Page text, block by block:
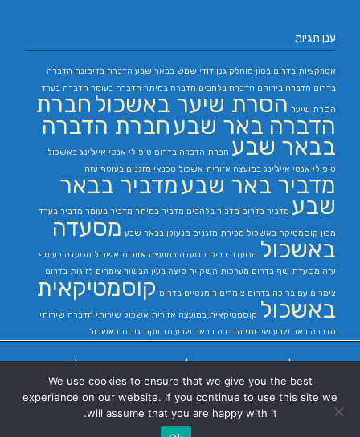
ענן תגיות
אטרקציות בדרום בטון מוחלק גנן דודי שמש בבאר שבע הדברה בדימונה הדברה
בדרום הדברה בירוחם הדברה בלהבים הדברה במיתר הדברה בעומר הדברה בערד
הסרת שיער הסרת שיער באשכול חברת
הדברה באר שבעחברת הדברה
בבאר שבע חברת הדברה בדרום טיפולי אנטי אייג'ינג באשכול
טיפולי אנטי אייג'ינג במועצה אזורית אשכול טכנאי מזגנים בעוטף עזה
מדביר באר שבעמדביר בבאר
שבע מדביר בדרום מדביר בלהבים מדביר במיתר מדביר בעומר מדביר בערד
מכון קוסמטיקה באשכול מכירת מזגנים מנעולן בבאר שבע מסעדה
באשכול מסעדה בבית מסעדה במועצה אזורית אשכול מסעדה בעוטף
עזה מסעדת שף בדרום מערכות השקייה פיצה בעין הבשור צימרים לזוגות בדרום
צימרים עם בריכה בדרום צימרים רומנטיים בדרום קוסמטיקאית
באשכול קוסמטיקאית במועצה אזורית אשכול שירותי הדברה שירותי
הדברה באר שבע שירותי הדברה בבאר שבע תחזוקת גינות באשכול
בבאר שבע|
We use cookies to ensure that we give you the best
experience on our website. If you continue to use this site we
will assume that you are happy with it.